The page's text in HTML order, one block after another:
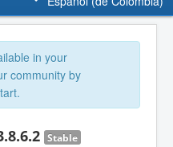
in your
community by
Stable